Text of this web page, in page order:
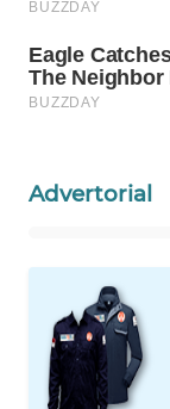
Advertorial
WN
WN
WN
MANDALIKA
WN
LIKUPANG